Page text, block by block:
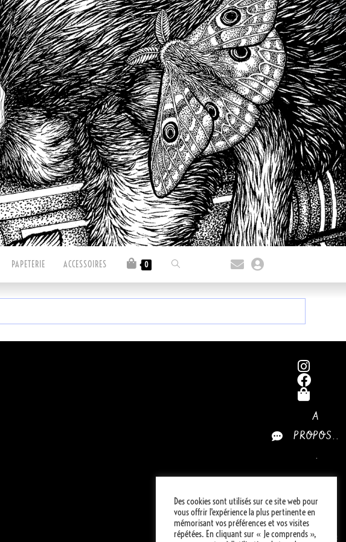
PAPETERIE ACCESSOIRES 0
A
PROPOS..
.
by Okograph
MENTIONS LÉGALES
CONDITIONS
GÉNÉRALES DE VENTE
Des cookies sont utilisés sur ce site web pour
vous offrir l'expérience la plus pertinente en
mémorisant vos préférences et vos visites
répétées. En cliquant sur « Je comprends »,